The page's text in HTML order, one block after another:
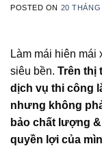
POSTED ON 20
Làm mái hiên mái
siêu bền. Trên thị
dịch vụ thi công
nhưng không
bảo chất lượng
quyền lợi của